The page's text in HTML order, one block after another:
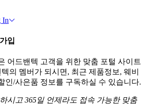
In
입
어드밴텍 고객을 위한 맞춤 포털 사이트
의 멤버가 되시면, 최근 제품정보, 웨비
인/사은품 정보를 구독하실 수 있습니다.
시고 365일 언제라도 접속 가능한 맞춤